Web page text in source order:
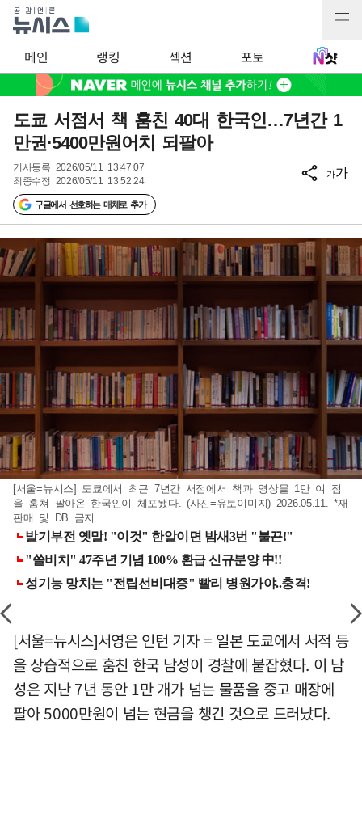
메인 랭킹 섹션 포토
도쿄 서점서 책 훔친 40대 한국인…7년간 1
만권·5400만원어치 되팔아
기사등록 2026/05/11 13:47:07
최종수정 2026/05/11 13:52:24
구글에서 선호하는 매체로 추가
가가
[서울=뉴시스] 도쿄에서 최근 7년간 서점에서 책과 영상물 1만 여 점
을 훔쳐 팔아온 한국인이 체포됐다. (사진=유토이미지) 2026.05.11. *재
판매 및 DB 금지
[서울=뉴시스]서영은 인턴 기자 = 일본 도쿄에서 서적 등
을 상습적으로 훔친 한국 남성이 경찰에 붙잡혔다. 이 남
성은 지난 7년 동안 1만 개가 넘는 물품을 중고 매장에
팔아 5000만원이 넘는 현금을 챙긴 것으로 드러났다.